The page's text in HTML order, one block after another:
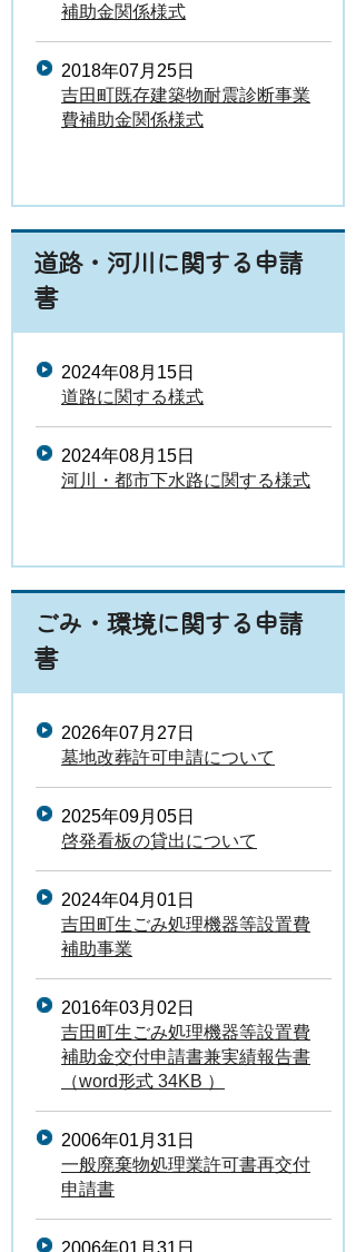
補助金関係様式
2018年07月25日
吉田町既存建築物耐震診断事業
費補助金関係様式
道路・河川に関する申請
書
2024年08月15日
道路に関する様式
2024年08月15日
河川・都市下水路に関する様式
ごみ・環境に関する申請
書
2026年07月27日
墓地改葬許可申請について
2025年09月05日
啓発看板の貸出について
2024年04月01日
吉田町生ごみ処理機器等設置費
補助事業
2016年03月02日
吉田町生ごみ処理機器等設置費
補助金交付申請書兼実績報告書
（word形式 34KB ）
2006年01月31日
一般廃棄物処理業許可書再交付
申請書
2006年01月31日